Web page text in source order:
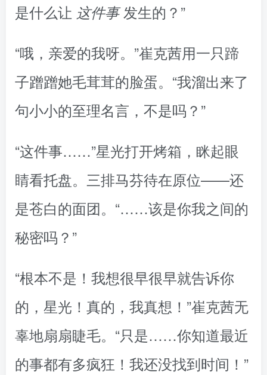
是什么让 这件事发生的？”
“哦，亲爱的我呀。”崔克茜用一只蹄
子蹭蹭她毛茸茸的脸蛋。“我溜出来了
句小小的至理名言，不是吗？”
“这件事……”星光打开烤箱，眯起眼
睛看托盘。三排马芬待在原位——还
是苍白的面团。“……该是你我之间的
秘密吗？”
“根本不是！我想很早很早就告诉你
的，星光！真的，我真想！”崔克茜无
辜地扇扇睫毛。“只是……你知道最近
的事都有多疯狂！我还没找到时间！”